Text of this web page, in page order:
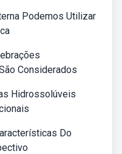
Podemos Utilizar
Considerados
Hidrossolúveis
Do